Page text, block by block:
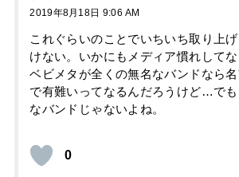
2019年8月18日 9:06 AM
これぐらいのことでいちいち取り上
けない。いかにもメディア慣れしてな
ベビメタが全くの無名なバンドなら
で有難いってなるんだろうけど…でも
なバンドじゃないよね。
0